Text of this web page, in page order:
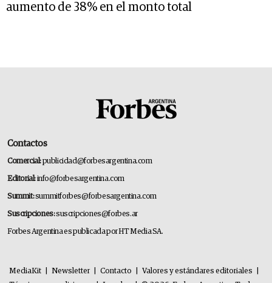
aumento de 38% en el monto total
Contactos
Comercial:publicidad@forbesargentina.com
Editorial:info@forbesargentina.com
Summit:summitforbes@forbesargentina.com
Suscripciones:suscripciones@forbes.ar
Forbes Argentina es publicada por HT Media SA.
MediaKit Newsletter Contacto Valores y estándares editoriales